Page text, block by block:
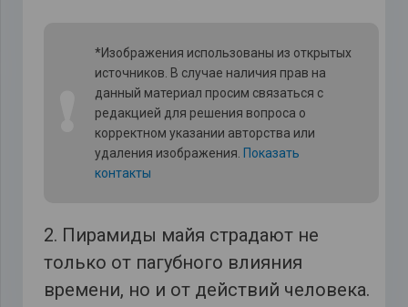
*Изображения использованы из открытых
источников. В случае наличия прав на
данный материал просим связаться с
редакцией для решения вопроса о
корректном указании авторства или
удаления изображения. Показать
контакты
2. Пирамиды майя страдают не
только от пагубного влияния
времени, но и от действий человека.